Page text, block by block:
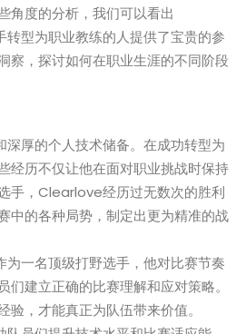
角度的分析，我们可以看出
型为职业教练的人提供了宝贵的参
察，探讨如何在职业生涯的不同阶段
厚的个人技术储备。在成功转型为
经历不仅让他在面对职业挑战时保持
手，Clearlove经历过无数次的胜利
中的各种局势，制定出更为精准的战
一名顶级打野选手，他对比赛节奏
建立正确的比赛理解和应对策略。
，才能真正为队伍带来价值。